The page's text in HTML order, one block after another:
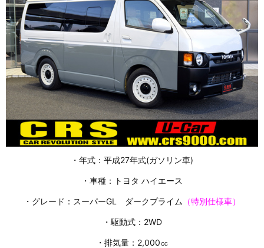
・年式：平成27年式(ガソリン車)
・車種：トヨタ ハイエース
・グレード：スーパーGL ダークプライム （特別仕様車）
・駆動式：2WD
・排気量：2,000㏄